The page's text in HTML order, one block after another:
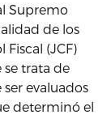
Supremo
de los
(JCF)
se trata de
evaluados
determinó el